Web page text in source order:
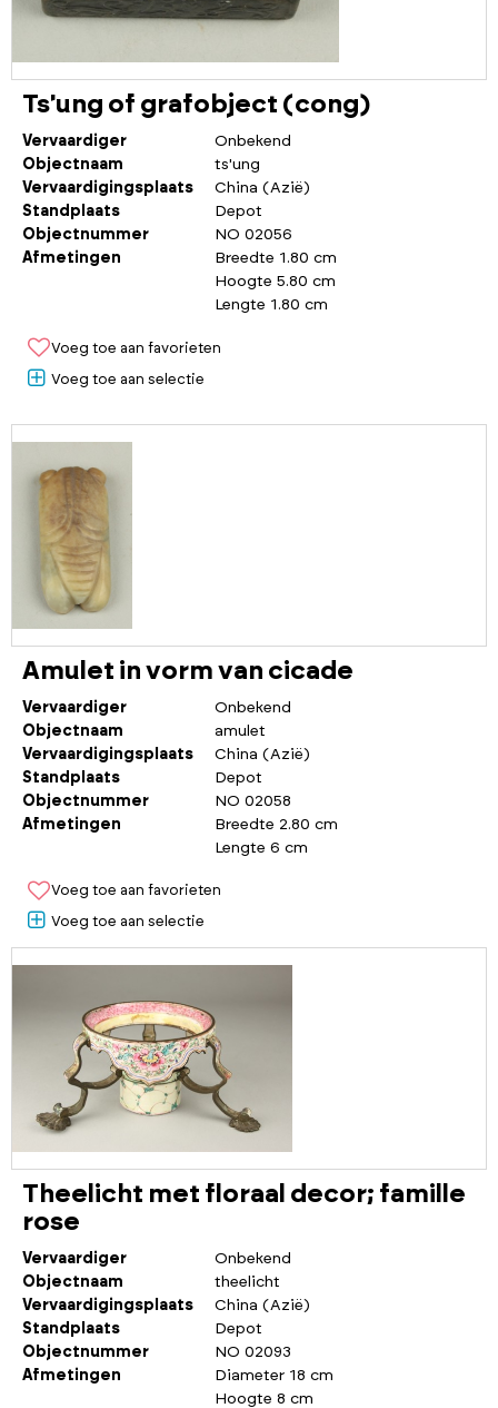
Ts'ung of grafobject (cong)
Vervaardiger
Onbekend
Objectnaam
ts'ung
Vervaardigingsplaats
China (Azië)
Standplaats
Depot
Objectnummer
NO 02056
Afmetingen
Breedte 1.80 cm
Hoogte 5.80 cm
Lengte 1.80 cm
Voeg toe aan favorieten
Voeg toe aan selectie
Amulet in vorm van cicade
Vervaardiger
Onbekend
Objectnaam
amulet
Vervaardigingsplaats
China (Azië)
Standplaats
Depot
Objectnummer
NO 02058
Afmetingen
Breedte 2.80 cm
Lengte 6 cm
Voeg toe aan favorieten
Voeg toe aan selectie
Theelicht met floraal decor; famille
rose
Vervaardiger
Onbekend
Objectnaam
theelicht
Vervaardigingsplaats
China (Azië)
Standplaats
Depot
Objectnummer
NO 02093
Afmetingen
Diameter 18 cm
Hoogte 8 cm